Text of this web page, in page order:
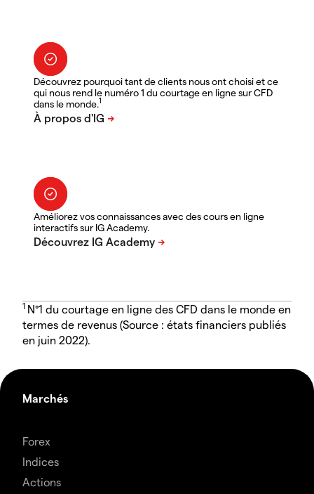
Découvrez pourquoi tant de clients nous ont choisi et ce
qui nous rend le numéro 1 du courtage en ligne sur CFD
dans le monde.1
Améliorez vos connaissances avec des cours en ligne
interactifs sur IG Academy.
1 N°1 du courtage en ligne des CFD dans le monde en
termes de revenus (Source : états financiers publiés
en juin 2022).
Marchés
Forex
Indices
Actions